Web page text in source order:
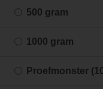
500 gram
1000 gram
Proefmonster